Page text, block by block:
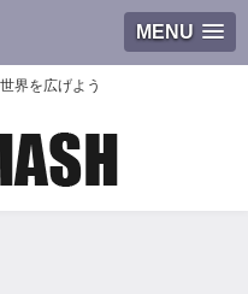
MENU
界を広げよう